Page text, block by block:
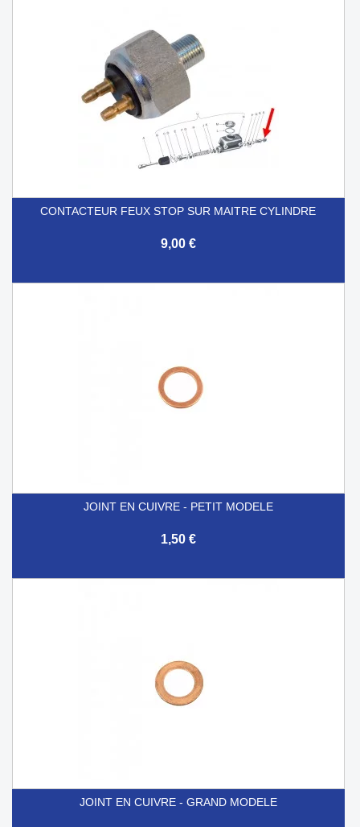
CONTACTEUR FEUX STOP SUR MAITRE CYLINDRE
9,00 €
JOINT EN CUIVRE - PETIT MODELE
1,50 €
JOINT EN CUIVRE - GRAND MODELE